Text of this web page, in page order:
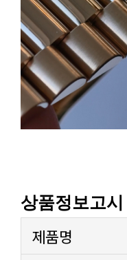
상품정보고시
제품명